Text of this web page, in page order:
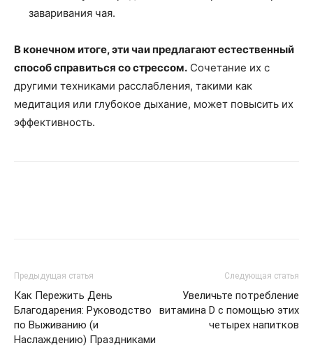
заваривания чая.
В конечном итоге, эти чаи предлагают естественный
способ справиться со стрессом. Сочетание их с
другими техниками расслабления, такими как
медитация или глубокое дыхание, может повысить их
эффективность.
Предыдущая статья
Как Пережить День
Благодарения: Руководство
по Выживанию (и
Наслаждению) Праздниками
Следующая статья
Увеличьте потребление
витамина D с помощью этих
четырех напитков